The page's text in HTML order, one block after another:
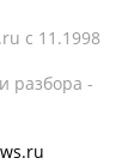
c 11.1998
разбора -